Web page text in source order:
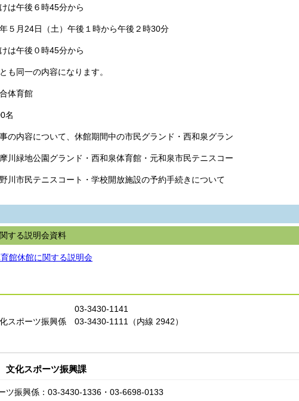
は午後６時45分から
５月24日（土）午後１時から午後２時30分
は午後０時45分から
も同一の内容になります。
育館
容について、休館期間中の市民グランド・西和泉グラン
グランド・西和泉体育館・元和泉市民テニスコー
スコート・学校開放施設の予約手続きについて
する説明会資料
館休館に関する説明会
館 03-3430-1141
スポーツ振興係 03-3430-1111（内線 2942）
化スポーツ振興課
振興係：03-3430-1336・03-6698-0133